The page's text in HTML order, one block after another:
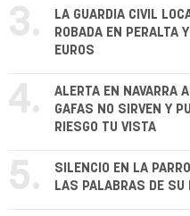
3.
LA GUARDIA CIVIL
ROBADA EN PERALTA
EUROS
4.
ALERTA EN NAVARRA
GAFAS NO SIRVEN Y
RIESGO TU VISTA
5.
SILENCIO EN LA
LAS PALABRAS DE SU